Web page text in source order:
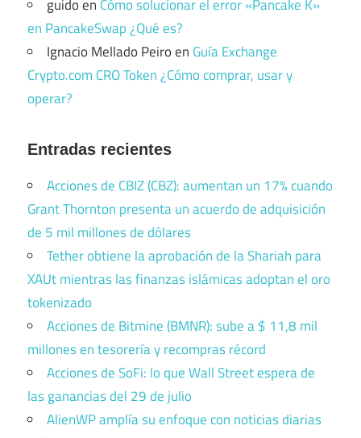
guidoen Cómo solucionar el error «Pancake K»
en PancakeSwap ¿Qué es?
Ignacio Mellado Peiroen Guía Exchange
Crypto.com CRO Token ¿Cómo comprar, usar y
operar?
Entradas recientes
Acciones de CBIZ (CBZ): aumentan un 17% cuando
Grant Thornton presenta un acuerdo de adquisición
de 5 mil millones de dólares
Tether obtiene la aprobación de la Shariah para
XAUt mientras las finanzas islámicas adoptan el oro
tokenizado
Acciones de Bitmine (BMNR): sube a $ 11,8 mil
millones en tesorería y recompras récord
Acciones de SoFi: lo que Wall Street espera de
las ganancias del 29 de julio
AlienWP amplía su enfoque con noticias diarias